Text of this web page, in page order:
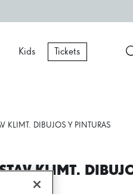
Kids Tickets
KLIMT. DIBUJOS Y PINTURAS
KLIMT.